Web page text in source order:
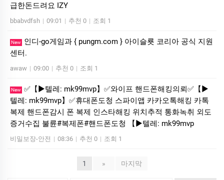
급한돈드려요 IZY
bbabvdfsh | 09:01 | 추천 0 | 조회 1
New
인디-go게임과 { pungm.com } 아이슬룟 코리아 공식 지원
센터.
awaw | 09:00 | 추천 0 | 조회 1
New ✅【▶텔레: mk99mvp】✅와이프 핸드폰해킹의뢰✅【▶
텔레: mk99mvp】✅휴대폰도청 스파이앱 카카오톡해킹 카톡
복제 핸드폰감시 폰 복제 인스타해킹 위치추적 통화녹취 외도
증거수집 불륜#복제폰#핸드폰도청 【▶텔레: mk99mvp
비밀보장-안전 | 08:36 | 추천 0 | 조회 1
1 » 마지막